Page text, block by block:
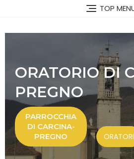
TOP
ORATORIO DI
PREGNO
PARROCCHIA
DI CARCINA-
PREGNO
ORATORI